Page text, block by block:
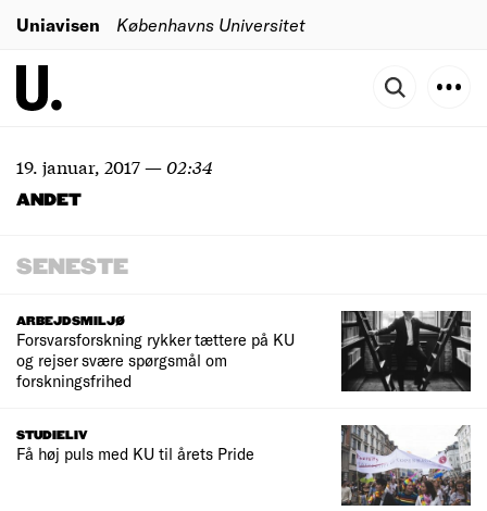
Uniavisen Københavns Universitet
19. januar, 2017—02:34
ANDET
SENESTE
ARBEJDSMILJØ
Forsvarsforskning rykker tættere på KU
og rejser svære spørgsmål om
forskningsfrihed
STUDIELIV
Få høj puls med KU til årets Pride